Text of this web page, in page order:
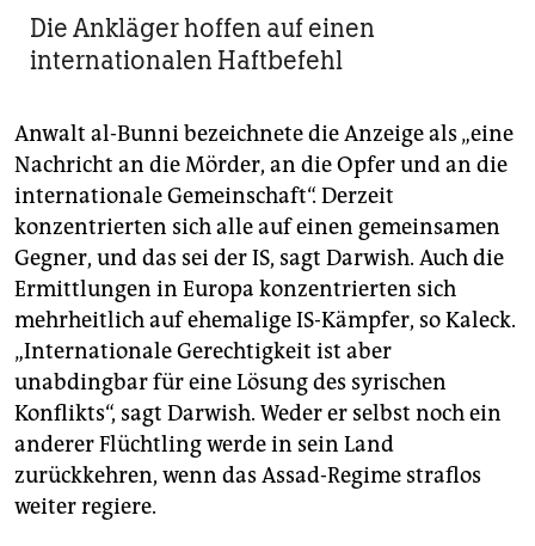
Die Ankläger hoffen auf einen
internationalen Haftbefehl
Anwalt al-Bunni bezeichnete die Anzeige als „eine
Nachricht an die Mörder, an die Opfer und an die
internationale Gemeinschaft“. Derzeit
konzentrierten sich alle auf einen gemeinsamen
Gegner, und das sei der IS, sagt Darwish. Auch die
Ermittlungen in Europa konzentrierten sich
mehrheitlich auf ehemalige IS-Kämpfer, so Kaleck.
„Internationale Gerechtigkeit ist aber
unabdingbar für eine Lösung des syrischen
Konflikts“, sagt Darwish. Weder er selbst noch ein
anderer Flüchtling werde in sein Land
zurückkehren, wenn das Assad-Regime straflos
weiter regiere.